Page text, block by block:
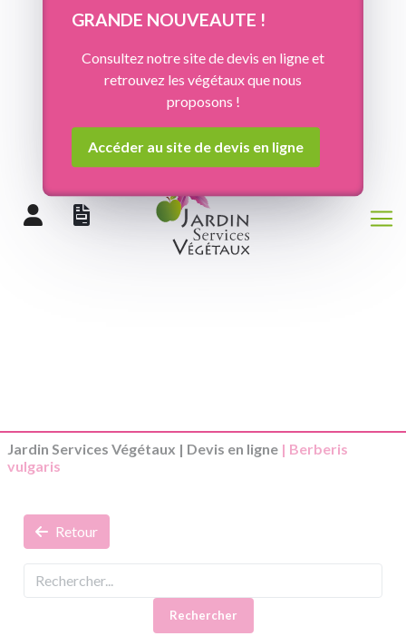
GRANDE NOUVEAUTE !
Consultez notre site de devis en ligne et
retrouvez les végétaux que nous
proposons !
Accéder au site de devis en ligne
Jardin Services Végétaux | Devis en ligne | Berberis
vulgaris
Retour
Rechercher
Panneau de gestion des cookies